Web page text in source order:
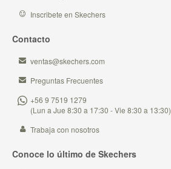
Inscribete en Skechers
Contacto
ventas@skechers.com
Preguntas Frecuentes
+56 9 7519 1279
(Lun a Jue 8:30 a 17:30 - Vie 8:30 a 13:30)
Trabaja con nosotros
Conoce lo último de Skechers